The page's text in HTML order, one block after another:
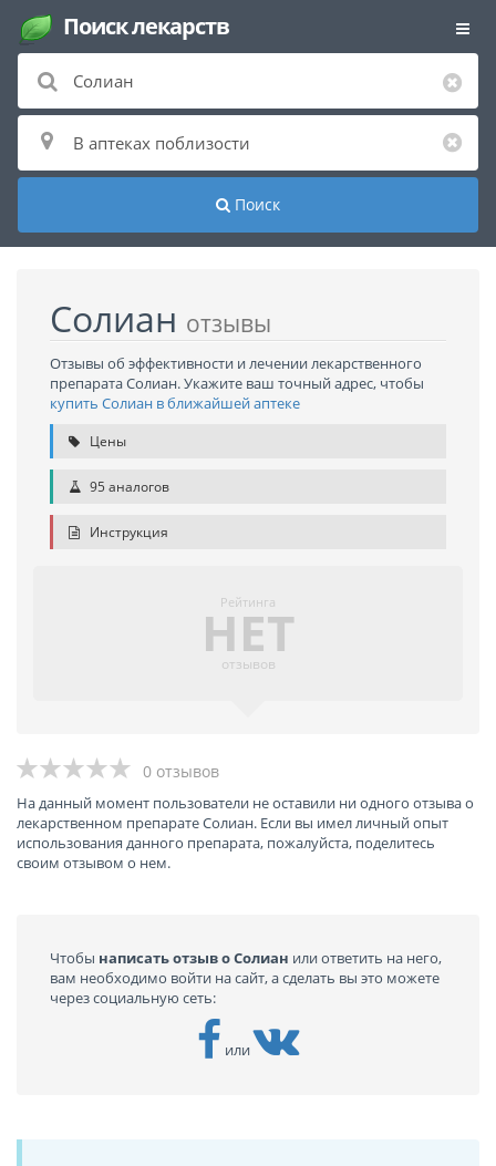
Поиск лекарств
Поиск
Солиан отзывы
Отзывы об эффективности и лечении лекарственного
препарата Солиан. Укажите ваш точный адрес, чтобы
купить Солиан в ближайшей аптеке
Цены
95 аналогов
Инструкция
Рейтинга
НЕТ
отзывов
0 отзывов
На данный момент пользователи не оставили ни одного отзыва о
лекарственном препарате Солиан. Если вы имел личный опыт
использования данного препарата, пожалуйста, поделитесь
своим отзывом о нем.
Чтобы написать отзыв о Солиан или ответить на него,
вам необходимо войти на сайт, а сделать вы это можете
через социальную сеть:
или